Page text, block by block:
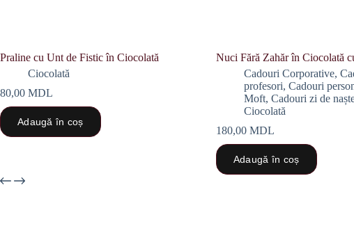
Praline cu Unt de Fistic în Ciocolată
Ciocolată
80,00 MDL
Adaugă în coș
Nuci Fără Zahăr în Ciocolată
Cadouri Corporative,
profesori, Cadouri
Moft, Cadouri zi de
Ciocolată
180,00 MDL
Adaugă în coș